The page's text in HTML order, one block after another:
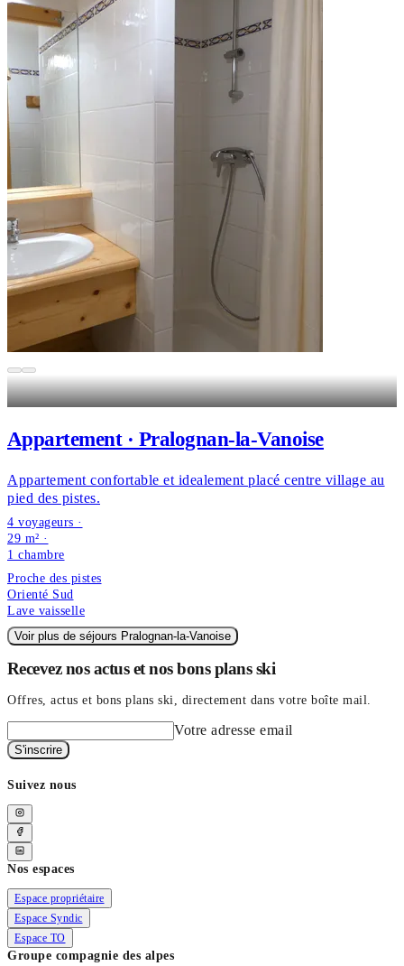
Appartement · Pralognan-la-Vanoise
Appartement confortable et idealement placé centre village au
pied des pistes.
4 voyageurs ·
29 m² ·
1 chambre
Proche des pistes
Orienté Sud
Lave vaisselle
Voir plus de séjours Pralognan-la-Vanoise
Recevez nos actus et nos bons plans ski
Offres, actus et bons plans ski, directement dans votre boîte mail.
Votre adresse email
S'inscrire
Suivez nous
Nos espaces
Espace propriétaire
Espace Syndic
Espace TO
Groupe compagnie des alpes